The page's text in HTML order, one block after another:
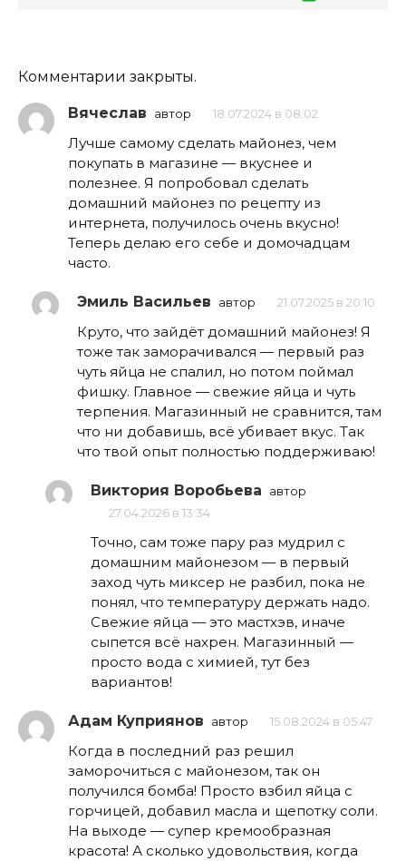
Комментарии закрыты.
Вячеслав автор 18.07.2024 в 08:02
Лучше самому сделать майонез, чем
покупать в магазине — вкуснее и
полезнее. Я попробовал сделать
домашний майонез по рецепту из
интернета, получилось очень вкусно!
Теперь делаю его себе и домочадцам
часто.
Эмиль Васильев автор 21.07.2025 в 20:10
Круто, что зайдёт домашний майонез! Я
тоже так заморачивался — первый раз
чуть яйца не спалил, но потом поймал
фишку. Главное — свежие яйца и чуть
терпения. Магазинный не сравнится, там
что ни добавишь, всё убивает вкус. Так
что твой опыт полностью поддерживаю!
Виктория Воробьева
автор
27.04.2026 в 13:34
Точно, сам тоже пару раз мудрил с
домашним майонезом — в первый
заход чуть миксер не разбил, пока не
понял, что температуру держать надо.
Свежие яйца — это мастхэв, иначе
сыпется всё нахрен. Магазинный —
просто вода с химией, тут без
вариантов!
Адам Куприянов автор 15.08.2024 в 05:47
Когда в последний раз решил
заморочиться с майонезом, так он
получился бомба! Просто взбил яйца с
горчицей, добавил масла и щепотку соли.
На выходе — супер кремообразная
красота! А сколько удовольствия, когда